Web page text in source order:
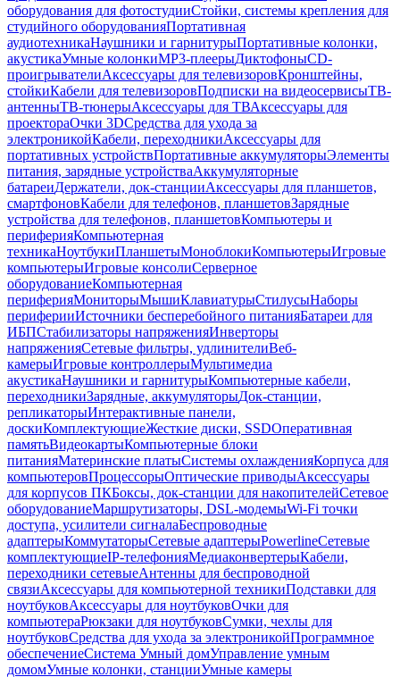
оборудования для фотостудииСтойки, системы крепления для
студийного оборудованияПортативная
аудиотехникаНаушники и гарнитурыПортативные колонки,
акустикаУмные колонкиMP3-плеерыДиктофоныCD-
проигрывателиАксессуары для телевизоровКронштейны,
стойкиКабели для телевизоровПодписки на видеосервисыТВ-
антенныТВ-тюнерыАксессуары для ТВАксессуары для
проектораОчки 3DСредства для ухода за
электроникойКабели, переходникиАксессуары для
портативных устройствПортативные аккумуляторыЭлементы
питания, зарядные устройстваАккумуляторные
батареиДержатели, док-станцииАксессуары для планшетов,
смартфоновКабели для телефонов, планшетовЗарядные
устройства для телефонов, планшетовКомпьютеры и
периферияКомпьютерная
техникаНоутбукиПланшетыМоноблокиКомпьютерыИгровые
компьютерыИгровые консолиСерверное
оборудованиеКомпьютерная
периферияМониторыМышиКлавиатурыСтилусыНаборы
периферииИсточники бесперебойного питанияБатареи для
ИБПСтабилизаторы напряженияИнверторы
напряженияСетевые фильтры, удлинителиВеб-
камерыИгровые контроллерыМультимедиа
акустикаНаушники и гарнитурыКомпьютерные кабели,
переходникиЗарядные, аккумуляторыДок-станции,
репликаторыИнтерактивные панели,
доскиКомплектующиеЖесткие диски, SSDОперативная
памятьВидеокартыКомпьютерные блоки
питанияМатеринские платыСистемы охлажденияКорпуса для
компьютеровПроцессорыОптические приводыАксессуары
для корпусов ПКБоксы, док-станции для накопителейСетевое
оборудованиеМаршрутизаторы, DSL-модемыWi-Fi точки
доступа, усилители сигналаБеспроводные
адаптерыКоммутаторыСетевые адаптерыPowerlineСетевые
комплектующиеIP-телефонияМедиаконвертерыКабели,
переходники сетевыеАнтенны для беспроводной
связиАксессуары для компьютерной техникиПодставки для
ноутбуковАксессуары для ноутбуковОчки для
компьютераРюкзаки для ноутбуковСумки, чехлы для
ноутбуковСредства для ухода за электроникойПрограммное
обеспечениеСистема Умный домУправление умным
домомУмные колонки, станцииУмные камеры